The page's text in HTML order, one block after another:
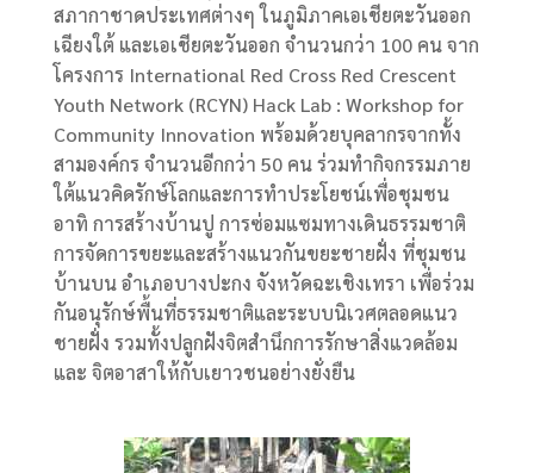
สภากาชาดประเทศต่างๆ ในภูมิภาคเอเชียตะวันออก
เฉียงใต้ และเอเชียตะวันออก จำนวนกว่า 100 คน จาก
โครงการ International Red Cross Red Crescent
Youth Network (RCYN) Hack Lab : Workshop for
Community Innovation พร้อมด้วยบุคลากรจากทั้ง
สามองค์กร จำนวนอีกกว่า 50 คน ร่วมทำกิจกรรมภาย
ใต้แนวคิดรักษ์โลกและการทำประโยชน์เพื่อชุมชน
อาทิ การสร้างบ้านปู การซ่อมแซมทางเดินธรรมชาติ
การจัดการขยะและสร้างแนวกันขยะชายฝั่ง ที่ชุมชน
บ้านบน อำเภอบางปะกง จังหวัดฉะเชิงเทรา เพื่อร่วม
กันอนุรักษ์พื้นที่ธรรมชาติและระบบนิเวศตลอดแนว
ชายฝั่ง รวมทั้งปลูกฝังจิตสำนึกการรักษาสิ่งแวดล้อม
และ จิตอาสาให้กับเยาวชนอย่างยั่งยืน